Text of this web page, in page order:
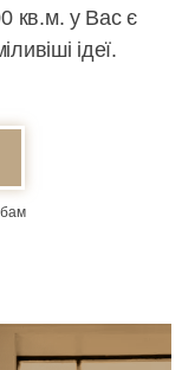
кв.м. у Вас є
ідеї.